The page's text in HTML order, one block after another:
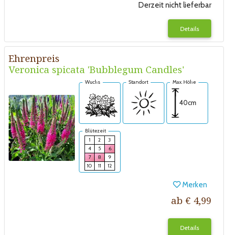
Derzeit nicht lieferbar
Details
Ehrenpreis
Veronica spicata 'Bubblegum Candles'
Wuchs Standort Max. Höhe
40cm
Blütezeit
1
2
3
4
5
6
7
8
9
10
11 12
Merken
ab € 4,99
Details